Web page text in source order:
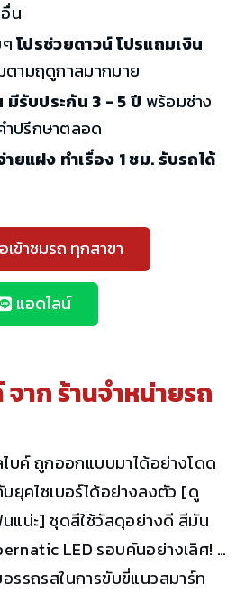
น
ๆโปรช่วยดาวน์ โปรแถมเงิน
ามฤดูกาลมากมาย
มีรับประกัน 3 - 5 ปี พร้อมช่าง
ปรึกษาตลอด
ยแฝง ทำเรื่อง 1 ชม. รับรถได้
ข้าชมรถ ทุกสาขา
แอดไลน์
จากร้านจำหน่ายรถ
บค์ ถูกออกแบบมาได้อย่างโดด
ยุคไซเบอร์ได้อย่างลงตัว [ดู
แน่ะ] ชุดสีใช้วัสดุอย่างดี สีมัน
LED รอบคันอย่างเลิศ! …
รรถรสในการขับขี่แนวสมาร์ท